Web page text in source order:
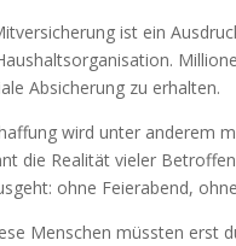
ist ein
Absicherung zu erhalten.
wird unter anderem
die Realität vieler
ohne Feierabend,
Menschen müssten erst